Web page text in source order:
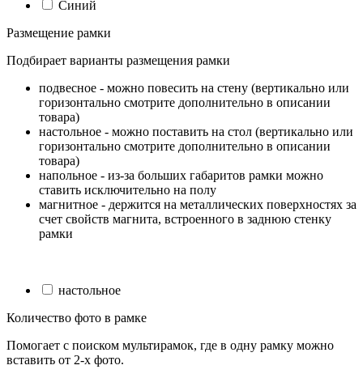
Синий
Размещение рамки
Подбирает варианты размещения рамки
подвесное - можно повесить на стену (вертикально или
горизонтально смотрите дополнительно в описании
товара)
настольное - можно поставить на стол (вертикально или
горизонтально смотрите дополнительно в описании
товара)
напольное - из-за больших габаритов рамки можно
ставить исключительно на полу
магнитное - держится на металлических поверхностях за
счет свойств магнита, встроенного в заднюю стенку
рамки
настольное
Количество фото в рамке
Помогает с поиском мультирамок, где в одну рамку можно
вставить от 2-х фото.